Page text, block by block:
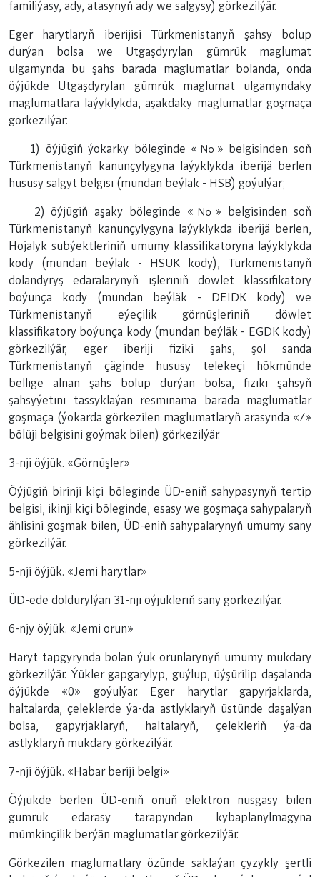
familiýasy, ady, atasynyň ady we salgysy) görkezilýär.
Eger harytlaryň iberijisi Türkmenistanyň şahsy bolup
durýan bolsa we Utgaşdyrylan gümrük maglumat
ulgamynda bu şahs barada maglumatlar bolanda, onda
öýjükde Utgaşdyrylan gümrük maglumat ulgamyndaky
maglumatlara laýyklykda, aşakdaky maglumatlar goşmaça
görkezilýär:
1) öýjügiň ýokarky böleginde «№» belgisinden soň
Türkmenistanyň kanunçylygyna laýyklykda iberijä berlen
hususy salgyt belgisi (mundan beýläk - HSB) goýulýar;
2) öýjügiň aşaky böleginde «№» belgisinden soň
Türkmenistanyň kanunçylygyna laýyklykda iberijä berlen,
Hojalyk subýektleriniň umumy klassifikatoryna laýyklykda
kody (mundan beýläk - HSUK kody), Türkmenistanyň
dolandyryş edaralarynyň işleriniň döwlet klassifikatory
boýunça kody (mundan beýläk - DEIDK kody) we
Türkmenistanyň eýeçilik görnüşleriniň döwlet
klassifikatory boýunça kody (mundan beýläk - EGDK kody)
görkezilýär, eger iberiji fiziki şahs, şol sanda
Türkmenistanyň çäginde hususy telekeçi hökmünde
bellige alnan şahs bolup durýan bolsa, fiziki şahsyň
şahsyýetini tassyklaýan resminama barada maglumatlar
goşmaça (ýokarda görkezilen maglumatlaryň arasynda «/»
bölüji belgisini goýmak bilen) görkezilýär.
3-nji öýjük. «Görnüşler»
Öýjügiň birinji kiçi böleginde ÜD-eniň sahypasynyň tertip
belgisi, ikinji kiçi böleginde, esasy we goşmaça sahypalaryň
ählisini goşmak bilen, ÜD-eniň sahypalarynyň umumy sany
görkezilýär.
5-nji öýjük. «Jemi harytlar»
ÜD-ede doldurylýan 31-nji öýjükleriň sany görkezilýär.
6-njy öýjük. «Jemi orun»
Haryt tapgyrynda bolan ýük orunlarynyň umumy mukdary
görkezilýär. Ýükler gapgarylyp, guýlup, üýşürilip daşalanda
öýjükde «0» goýulýar. Eger harytlar gapyrjaklarda,
haltalarda, çeleklerde ýa-da astlyklaryň üstünde daşalýan
bolsa, gapyrjaklaryň, haltalaryň, çelekleriň ýa-da
astlyklaryň mukdary görkezilýär.
7-nji öýjük. «Habar beriji belgi»
Öýjükde berlen ÜD-eniň onuň elektron nusgasy bilen
gümrük edarasy tarapyndan kybaplanylmagyna
mümkinçilik berýän maglumatlar görkezilýär.
Görkezilen maglumatlary özünde saklaýan çyzykly şertli